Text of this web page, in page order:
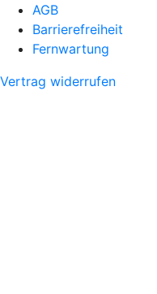
AGB
Barrierefreiheit
Fernwartung
Vertrag widerrufen